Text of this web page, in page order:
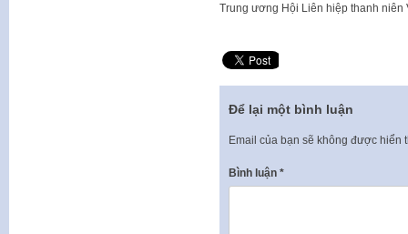
Trung ương Hội Liên hiệp thanh
Để lại một bình luận
Email của bạn sẽ không được hiển
Bình luận *